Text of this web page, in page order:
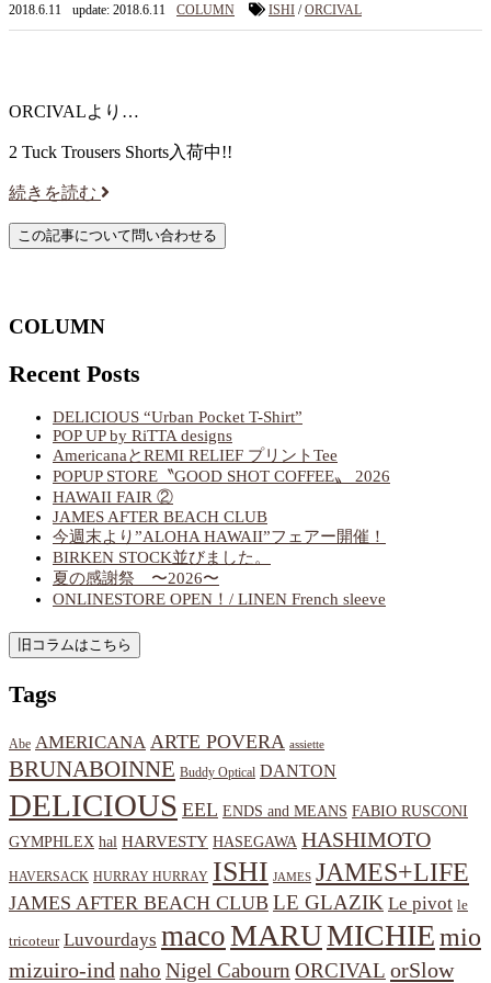
2018.6.11 update: 2018.6.11 COLUMN ISHI /ORCIVAL
ORCIVALより…
2 Tuck Trousers Shorts入荷中!!
続きを読む
COLUMN
Recent Posts
DELICIOUS “Urban Pocket T-Shirt”
POP UP by RiTTA designs
AmericanaとREMI RELIEF プリントTee
POPUP STORE〝GOOD SHOT COFFEE〟 2026
HAWAII FAIR ②
JAMES AFTER BEACH CLUB
今週末より”ALOHA HAWAII”フェアー開催！
BIRKEN STOCK並びました。
夏の感謝祭 〜2026〜
ONLINESTORE OPEN！/ LINEN French sleeve
Tags
Abe AMERICANA ARTE POVERA assiette
BRUNABOINNE Buddy Optical DANTON
DELICIOUS EEL ENDS and MEANS FABIO RUSCONI
GYMPHLEX hal HARVESTY HASEGAWA HASHIMOTO
HAVERSACK HURRAY HURRAY ISHI JAMES JAMES+LIFE
JAMES AFTER BEACH CLUB LE GLAZIK Le pivot le
tricoteur Luvourdays macoMARUMICHIEmio
mizuiro-ind naho Nigel Cabourn ORCIVAL orSlow